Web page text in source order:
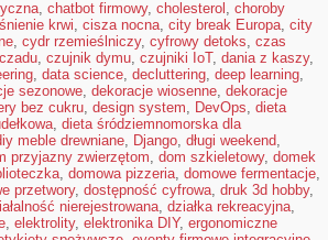
, chatbot firmowy, cholesterol , choroby
krwi, cisza nocna, city break Europa, city
, cydr rzemieślniczy, cyfrowy detoks, czas
, czujnik dymu, czujniki IoT, dania z kaszy,
, data science, decluttering, deep learning,
sezonowe, dekoracje wiosenne, dekoracje
bez cukru, design system, DevOps, dieta
, dieta śródziemnomorska dla
meble drewniane, Django, długi weekend,
przyjazny zwierzętom, dom szkieletowy, domek
, domowa pizzeria, domowe fermentacje,
przetwory, dostępność cyfrowa, druk 3d hobby,
nierejestrowana, działka rekreacyjna,
, elektrolity, elektronika DIY, ergonomiczne